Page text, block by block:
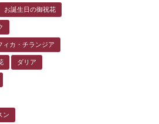
お誕生日の御祝花
ィカ・チランジア
ダリア
ン